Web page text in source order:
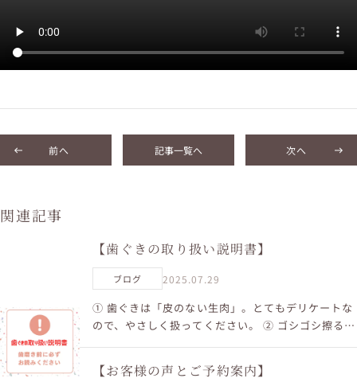
前へ 記事一覧へ 次へ
関連記事
【歯ぐきの取り扱い説明書】
ブログ 2025.07.29
① 歯ぐきは「皮のない生肉」。とてもデリケートな
ので、やさしく扱ってください。 ② ゴシゴシ擦ると
い...
【お客様の声とご予約案内】